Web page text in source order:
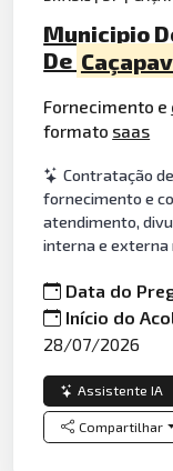
Municipio
De
Fornecimento e
formato saas
Contratação
fornecimento e
atendimento,
interna e externa
Data do
Início do
28/07/2026
Assistente IA
Compartilhar